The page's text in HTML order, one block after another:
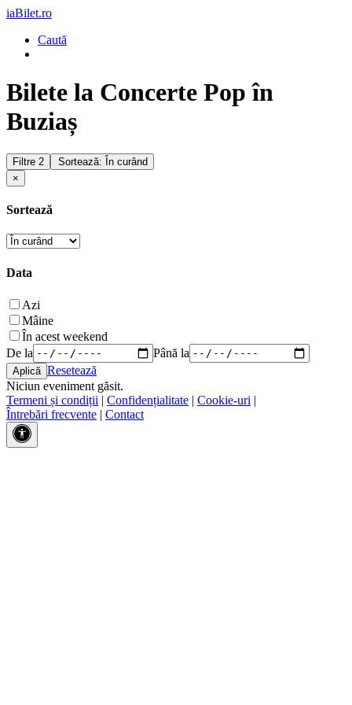
iaBilet.ro
Caută
Bilete la Concerte Pop în
Buziaș
Filtre 2
Sortează: În curând
×
Sortează
Data
Azi
Mâine
În acest weekend
De la
Până la
Resetează
Niciun eveniment găsit.
Termeni și condiții | Confidențialitate | Cookie-uri |
Întrebări frecvente | Contact